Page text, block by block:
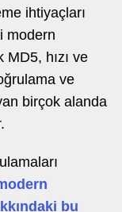
ihtiyaçları
modern
hızı ve
ve
birçok alanda
bu